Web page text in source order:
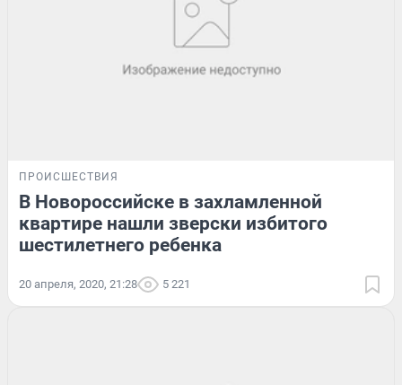
ПРОИСШЕСТВИЯ
В Новороссийске в захламленной
квартире нашли зверски избитого
шестилетнего ребенка
20 апреля, 2020, 21:28 5 221